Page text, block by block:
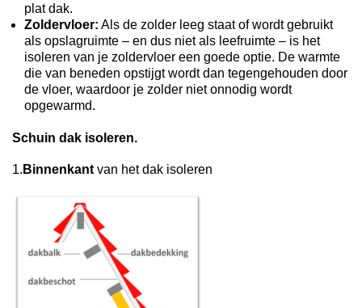
plat dak.
Zoldervloer: Als de zolder leeg staat of wordt gebruikt
als opslagruimte – en dus niet als leefruimte – is het
isoleren van je zoldervloer een goede optie. De warmte
die van beneden opstijgt wordt dan tegengehouden door
de vloer, waardoor je zolder niet onnodig wordt
opgewarmd.
Schuin dak isoleren.
1. Binnenkant van het dak isoleren